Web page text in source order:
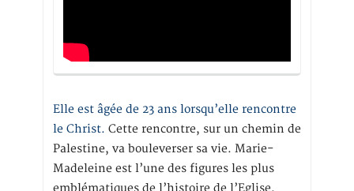
Elle est âgée de 23 ans lorsqu’elle rencontre
le Christ. Cette rencontre, sur un chemin de
Palestine, va bouleverser sa vie. Marie-
Madeleine est l’une des figures les plus
emblématiques de l’histoire de l’Eglise.